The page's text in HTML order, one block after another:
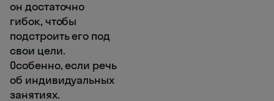
он достаточно
гибок, чтобы
подстроить его под
свои цели.
Особенно, если речь
об индивидуальных
занятиях.